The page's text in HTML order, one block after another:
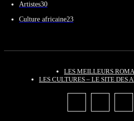
Artistes30
Culture africaine23
LES MEILLEURS
LES CULTURES – LE SITE DES